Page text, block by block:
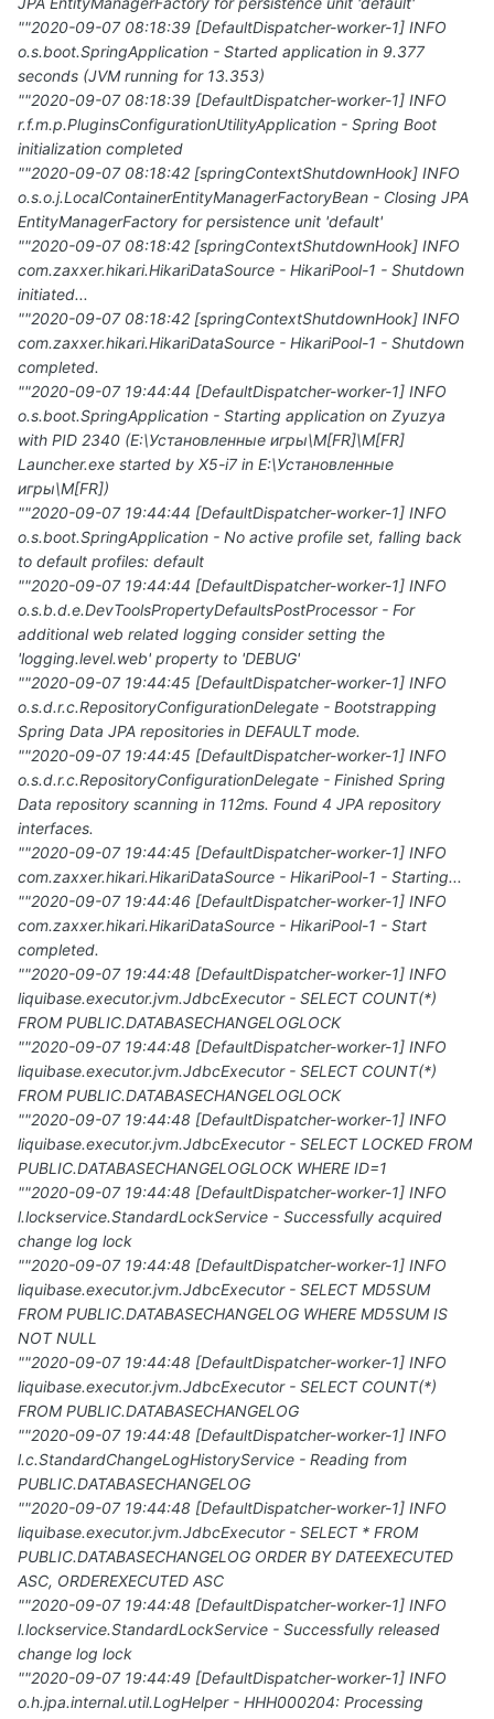
""2020-09-07 08:18:39 [DefaultDispatcher-worker-1] INFO
o.s.boot.SpringApplication - Started application in 9.377
seconds (JVM running for 13.353)
""2020-09-07 08:18:39 [DefaultDispatcher-worker-1] INFO
r.f.m.p.PluginsConfigurationUtilityApplication - Spring Boot
initialization completed
""2020-09-07 08:18:42 [springContextShutdownHook] INFO
o.s.o.j.LocalContainerEntityManagerFactoryBean - Closing JPA
EntityManagerFactory for persistence unit 'default'
""2020-09-07 08:18:42 [springContextShutdownHook] INFO
com.zaxxer.hikari.HikariDataSource - HikariPool-1 - Shutdown
initiated...
""2020-09-07 08:18:42 [springContextShutdownHook] INFO
com.zaxxer.hikari.HikariDataSource - HikariPool-1 - Shutdown
completed.
""2020-09-07 19:44:44 [DefaultDispatcher-worker-1] INFO
o.s.boot.SpringApplication - Starting application on Zyuzya
with PID 2340 (E:\Установленные игры\M[FR]\M[FR]
Launcher.exe started by X5-i7 in E:\Установленные
игры\M[FR])
""2020-09-07 19:44:44 [DefaultDispatcher-worker-1] INFO
o.s.boot.SpringApplication - No active profile set, falling back
to default profiles: default
""2020-09-07 19:44:44 [DefaultDispatcher-worker-1] INFO
o.s.b.d.e.DevToolsPropertyDefaultsPostProcessor - For
additional web related logging consider setting the
'logging.level.web' property to 'DEBUG'
""2020-09-07 19:44:45 [DefaultDispatcher-worker-1] INFO
o.s.d.r.c.RepositoryConfigurationDelegate - Bootstrapping
Spring Data JPA repositories in DEFAULT mode.
""2020-09-07 19:44:45 [DefaultDispatcher-worker-1] INFO
o.s.d.r.c.RepositoryConfigurationDelegate - Finished Spring
Data repository scanning in 112ms. Found 4 JPA repository
interfaces.
""2020-09-07 19:44:45 [DefaultDispatcher-worker-1] INFO
com.zaxxer.hikari.HikariDataSource - HikariPool-1 - Starting...
""2020-09-07 19:44:46 [DefaultDispatcher-worker-1] INFO
com.zaxxer.hikari.HikariDataSource - HikariPool-1 - Start
completed.
""2020-09-07 19:44:48 [DefaultDispatcher-worker-1] INFO
liquibase.executor.jvm.JdbcExecutor - SELECT COUNT(*)
FROM PUBLIC.DATABASECHANGELOGLOCK
""2020-09-07 19:44:48 [DefaultDispatcher-worker-1] INFO
liquibase.executor.jvm.JdbcExecutor - SELECT COUNT(*)
FROM PUBLIC.DATABASECHANGELOGLOCK
""2020-09-07 19:44:48 [DefaultDispatcher-worker-1] INFO
liquibase.executor.jvm.JdbcExecutor - SELECT LOCKED FROM
PUBLIC.DATABASECHANGELOGLOCK WHERE ID=1
""2020-09-07 19:44:48 [DefaultDispatcher-worker-1] INFO
l.lockservice.StandardLockService - Successfully acquired
change log lock
""2020-09-07 19:44:48 [DefaultDispatcher-worker-1] INFO
liquibase.executor.jvm.JdbcExecutor - SELECT MD5SUM
FROM PUBLIC.DATABASECHANGELOG WHERE MD5SUM IS
NOT NULL
""2020-09-07 19:44:48 [DefaultDispatcher-worker-1] INFO
liquibase.executor.jvm.JdbcExecutor - SELECT COUNT(*)
FROM PUBLIC.DATABASECHANGELOG
""2020-09-07 19:44:48 [DefaultDispatcher-worker-1] INFO
l.c.StandardChangeLogHistoryService - Reading from
PUBLIC.DATABASECHANGELOG
""2020-09-07 19:44:48 [DefaultDispatcher-worker-1] INFO
liquibase.executor.jvm.JdbcExecutor - SELECT * FROM
PUBLIC.DATABASECHANGELOG ORDER BY DATEEXECUTED
ASC, ORDEREXECUTED ASC
""2020-09-07 19:44:48 [DefaultDispatcher-worker-1] INFO
l.lockservice.StandardLockService - Successfully released
change log lock
""2020-09-07 19:44:49 [DefaultDispatcher-worker-1] INFO
o.h.jpa.internal.util.LogHelper - HHH000204: Processing